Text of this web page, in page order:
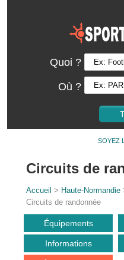
Quoi ?
Où ?
SOYEZ
Circuits de
Accueil > Haute-Normandie
Circuits de randonnée
Équipements
Informations